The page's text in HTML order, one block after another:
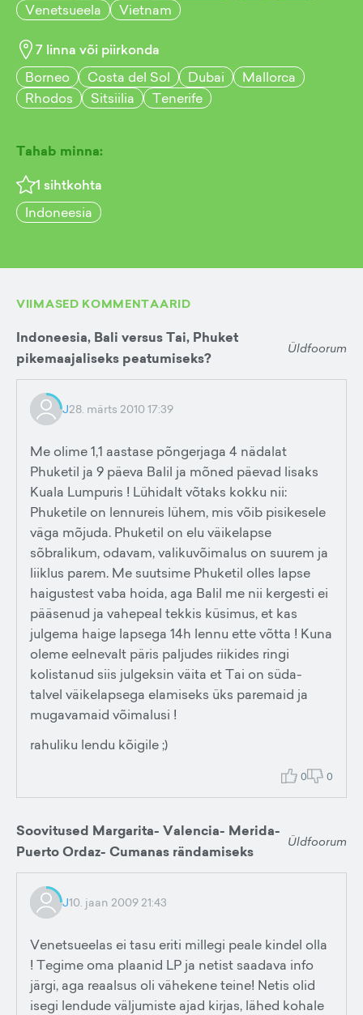
Venetsueela
Vietnam
7 linna või piirkonda
Borneo
Costa del Sol Dubai
Mallorca
Rhodos
Sitsiilia Tenerife
Tahab minna:
1 sihtkohta
Indoneesia
VIIMASED KOMMENTAARID
Indoneesia, Bali versus Tai, Phuket
pikemaajaliseks peatumiseks?
Üldfoorum
J28. märts 2010 17:39
Me olime 1,1 aastase põngerjaga 4 nädalat
Phuketil ja 9 päeva Balil ja mõned päevad lisaks
Kuala Lumpuris ! Lühidalt võtaks kokku nii:
Phuketile on lennureis lühem, mis võib pisikesele
väga mõjuda. Phuketil on elu väikelapse
sõbralikum, odavam, valikuvõimalus on suurem ja
liiklus parem. Me suutsime Phuketil olles lapse
haigustest vaba hoida, aga Balil me nii kergesti ei
pääsenud ja vahepeal tekkis küsimus, et kas
julgema haige lapsega 14h lennu ette võtta ! Kuna
oleme eelnevalt päris paljudes riikides ringi
kolistanud siis julgeksin väita et Tai on süda-
talvel väikelapsega elamiseks üks paremaid ja
mugavamaid võimalusi !
rahuliku lendu kõigile ;)
0 0
Soovitused Margarita- Valencia- Merida-
Puerto Ordaz- Cumanas rändamiseks
Üldfoorum
J10. jaan 2009 21:43
Venetsueelas ei tasu eriti millegi peale kindel olla
! Tegime oma plaanid LP ja netist saadava info
järgi, aga reaalsus oli vähekene teine! Netis olid
isegi lendude väljumiste ajad kirjas, lähed kohale